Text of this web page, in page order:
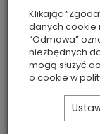
EXCELLENT
to delikatnie
puszysty jak
Klikając
danych cookie
“Odmowa”
niezbędnych
mogą służyć
o cookie w